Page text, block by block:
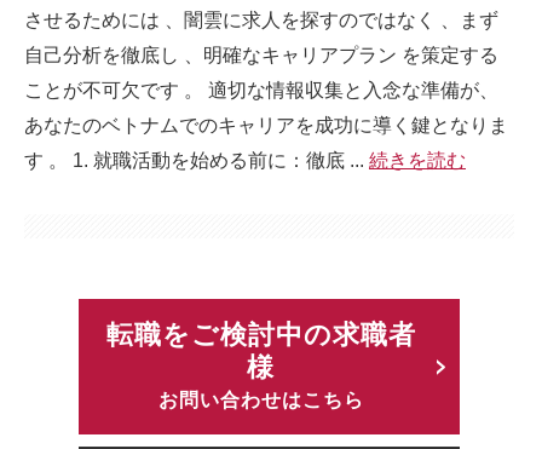
させるためには 、闇雲に求人を探すのではなく 、まず
自己分析を徹底し 、明確なキャリアプラン を策定する
ことが不可欠です 。 適切な情報収集と入念な準備が、
あなたのベトナムでのキャリアを成功に導く鍵となりま
す 。 1. 就職活動を始める前に：徹底 ... 続きを読む
転職をご検討中の求職者
様
お問い合わせはこちら